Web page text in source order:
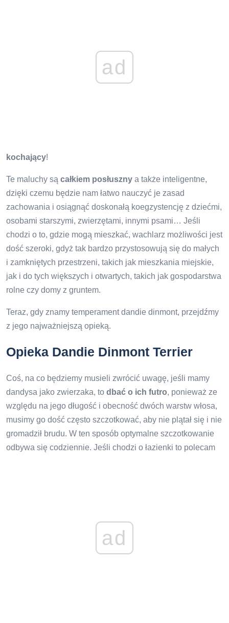
ad
kochający!
Te maluchy są całkiem posłuszny a także inteligentne,
dzięki czemu będzie nam łatwo nauczyć je zasad
zachowania i osiągnąć doskonałą koegzystencję z dziećmi,
osobami starszymi, zwierzętami, innymi psami… Jeśli
chodzi o to, gdzie mogą mieszkać, wachlarz możliwości jest
dość szeroki, gdyż tak bardzo przystosowują się do małych
i zamkniętych przestrzeni, takich jak mieszkania miejskie,
jak i do tych większych i otwartych, takich jak gospodarstwa
rolne czy domy z gruntem.
Teraz, gdy znamy temperament dandie dinmont, przejdźmy
z jego najważniejszą opieką.
Opieka Dandie Dinmont Terrier
Coś, na co będziemy musieli zwrócić uwagę, jeśli mamy
dandysa jako zwierzaka, to dbać o ich futro, ponieważ ze
względu na jego długość i obecność dwóch warstw włosa,
musimy go dość często szczotkować, aby nie plątał się i nie
gromadził brudu. W ten sposób optymalne szczotkowanie
odbywa się codziennie. Jeśli chodzi o łazienki to polecam
ad